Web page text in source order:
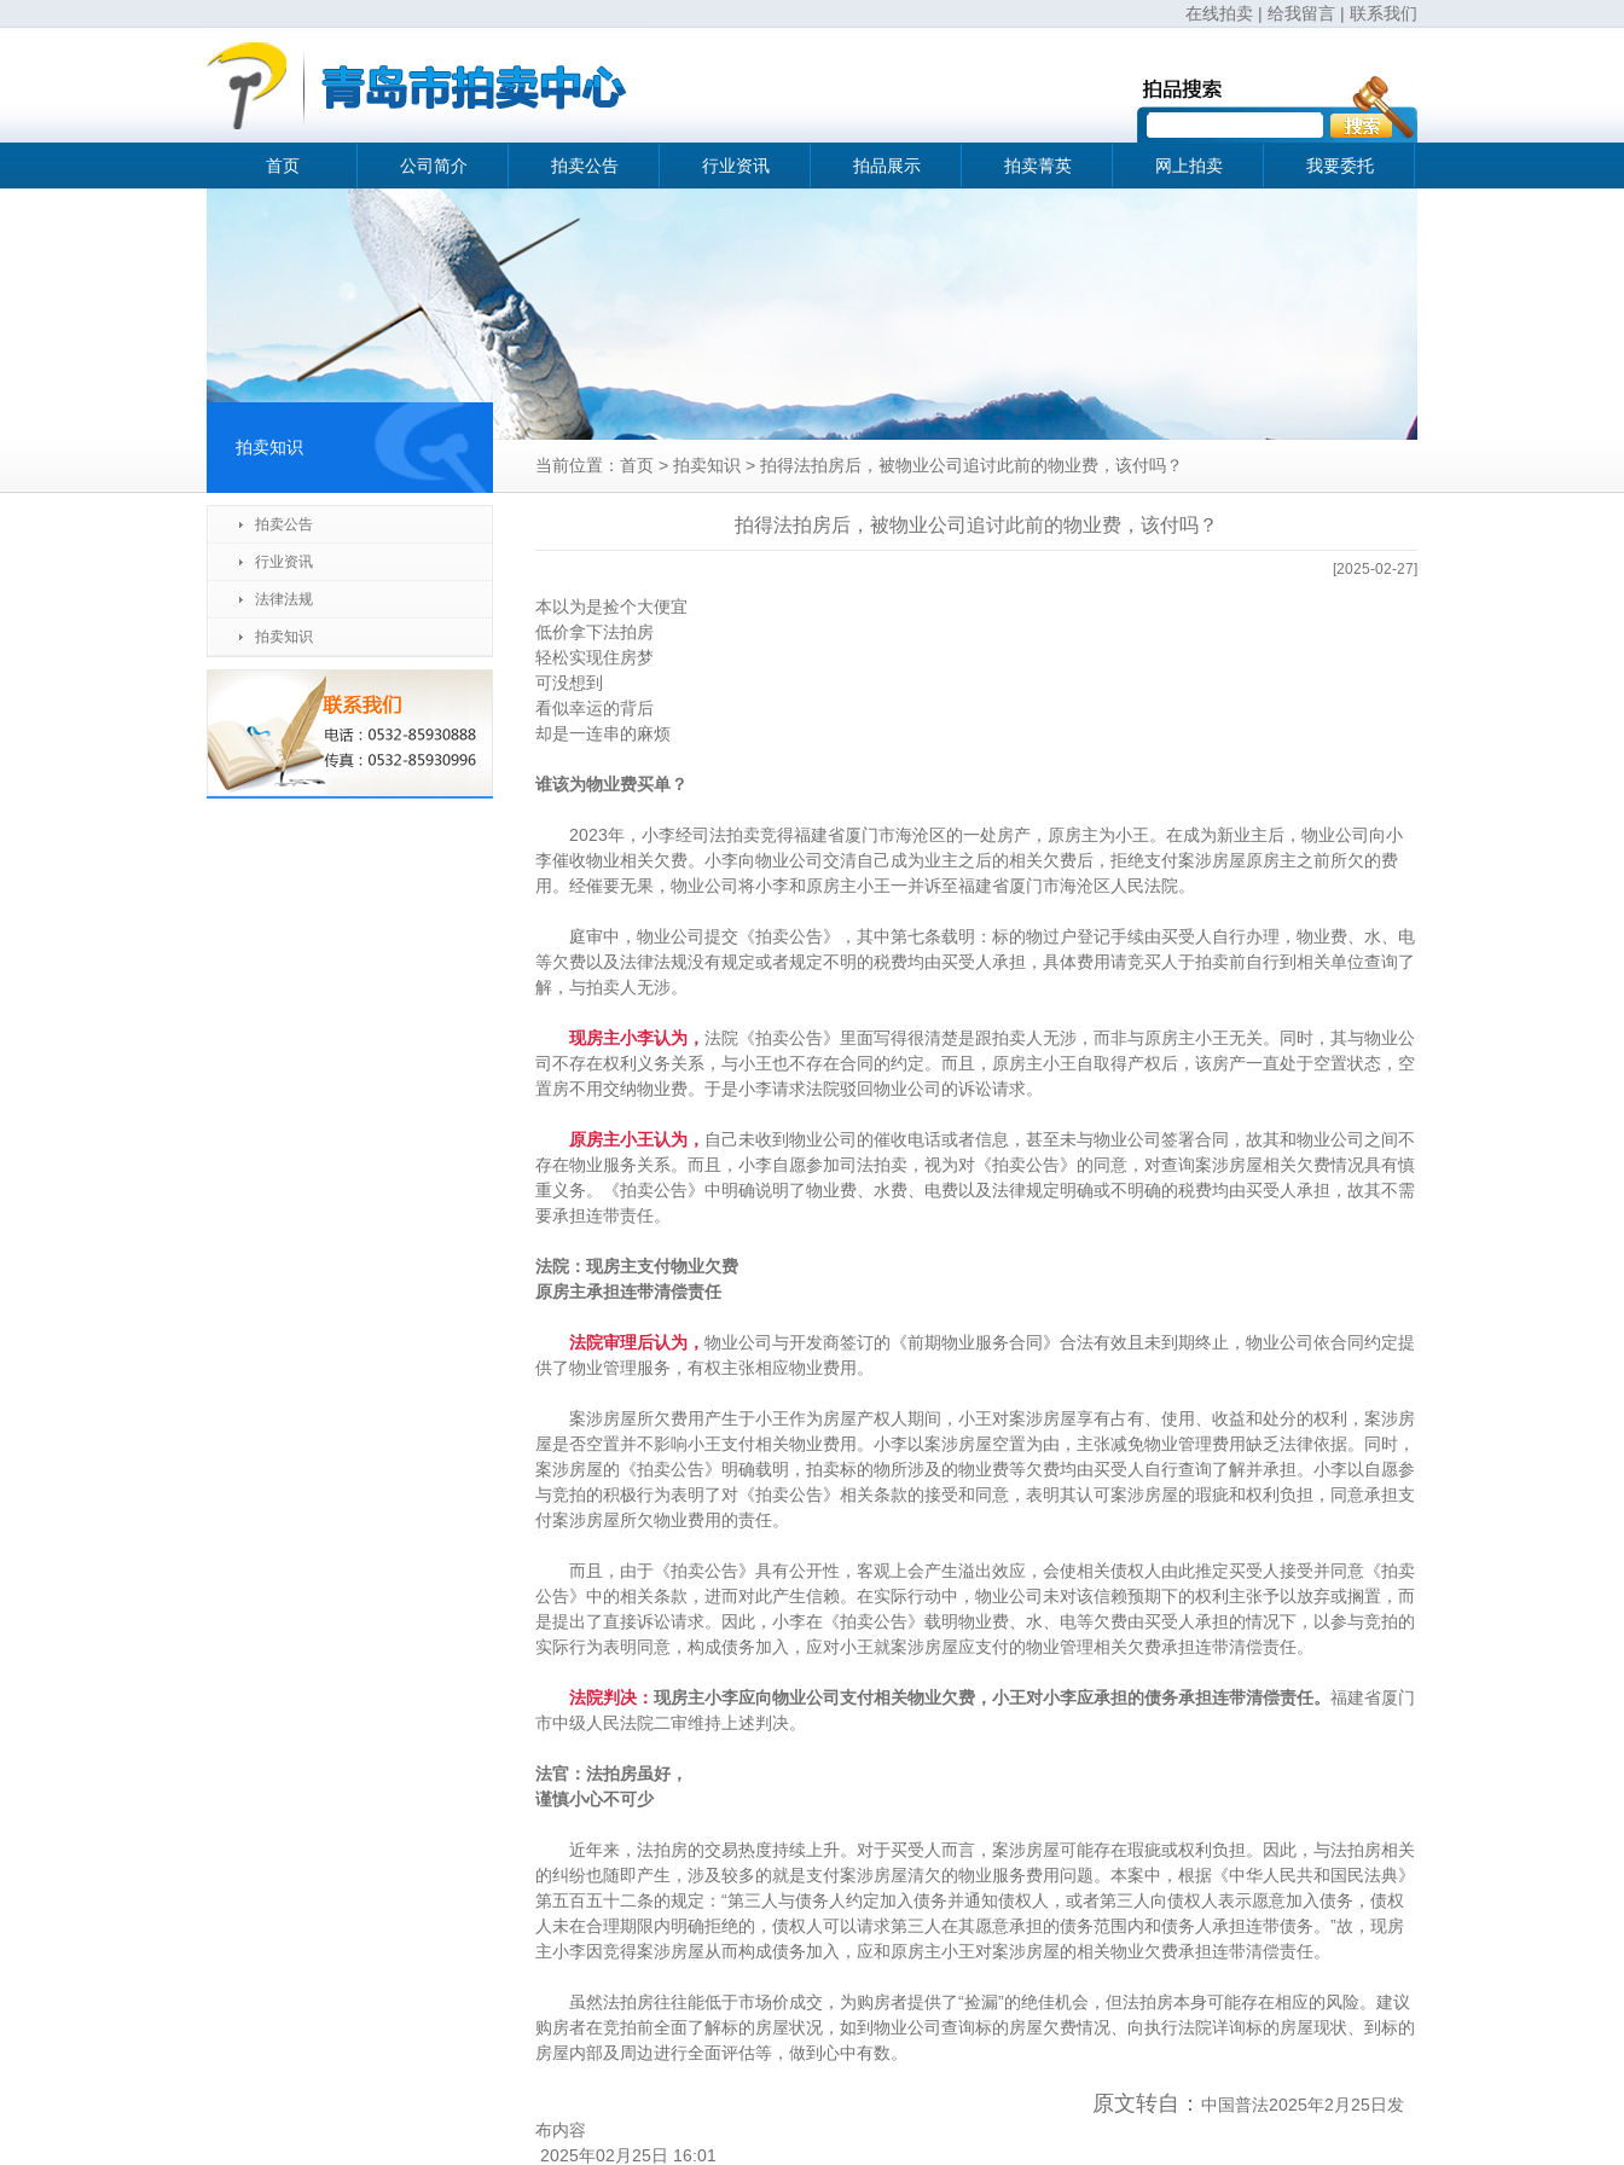
在线拍卖 | 给我留言 | 联系我们
首页 公司简介 拍卖公告 行业资讯 拍品展示 拍卖菁英 网上拍卖 我要委托
拍卖知识
拍卖公告
行业资讯
法律法规
拍卖知识
当前位置：首页 > 拍卖知识 > 拍得法拍房后，被物业公司追讨此前的物业费，该付吗？
拍得法拍房后，被物业公司追讨此前的物业费，该付吗？
[2025-02-27]
本以为是捡个大便宜
低价拿下法拍房
轻松实现住房梦
可没想到
看似幸运的背后
却是一连串的麻烦
谁该为物业费买单？
2023年，小李经司法拍卖竞得福建省厦门市海沧区的一处房产，原房主为小王。在成为新业主后，物业公司向小
李催收物业相关欠费。小李向物业公司交清自己成为业主之后的相关欠费后，拒绝支付案涉房屋原房主之前所欠的费
用。经催要无果，物业公司将小李和原房主小王一并诉至福建省厦门市海沧区人民法院。
庭审中，物业公司提交《拍卖公告》，其中第七条载明：标的物过户登记手续由买受人自行办理，物业费、水、电
等欠费以及法律法规没有规定或者规定不明的税费均由买受人承担，具体费用请竞买人于拍卖前自行到相关单位查询了
解，与拍卖人无涉。
现房主小李认为， 法院《拍卖公告》里面写得很清楚是跟拍卖人无涉，而非与原房主小王无关。同时，其与物业公
司不存在权利义务关系，与小王也不存在合同的约定。而且，原房主小王自取得产权后，该房产一直处于空置状态，空
置房不用交纳物业费。于是小李请求法院驳回物业公司的诉讼请求。
原房主小王认为， 自己未收到物业公司的催收电话或者信息，甚至未与物业公司签署合同，故其和物业公司之间不
存在物业服务关系。而且，小李自愿参加司法拍卖，视为对《拍卖公告》的同意，对查询案涉房屋相关欠费情况具有慎
重义务。《拍卖公告》中明确说明了物业费、水费、电费以及法律规定明确或不明确的税费均由买受人承担，故其不需
要承担连带责任。
法院：现房主支付物业欠费
原房主承担连带清偿责任
法院审理后认为， 物业公司与开发商签订的《前期物业服务合同》合法有效且未到期终止，物业公司依合同约定提
供了物业管理服务，有权主张相应物业费用。
案涉房屋所欠费用产生于小王作为房屋产权人期间，小王对案涉房屋享有占有、使用、收益和处分的权利，案涉房
屋是否空置并不影响小王支付相关物业费用。小李以案涉房屋空置为由，主张减免物业管理费用缺乏法律依据。同时，
案涉房屋的《拍卖公告》明确载明，拍卖标的物所涉及的物业费等欠费均由买受人自行查询了解并承担。小李以自愿参
与竞拍的积极行为表明了对《拍卖公告》相关条款的接受和同意，表明其认可案涉房屋的瑕疵和权利负担，同意承担支
付案涉房屋所欠物业费用的责任。
而且，由于《拍卖公告》具有公开性，客观上会产生溢出效应，会使相关债权人由此推定买受人接受并同意《拍卖
公告》中的相关条款，进而对此产生信赖。在实际行动中，物业公司未对该信赖预期下的权利主张予以放弃或搁置，而
是提出了直接诉讼请求。因此，小李在《拍卖公告》载明物业费、水、电等欠费由买受人承担的情况下，以参与竞拍的
实际行为表明同意，构成债务加入，应对小王就案涉房屋应支付的物业管理相关欠费承担连带清偿责任。
法院判决： 现房主小李应向物业公司支付相关物业欠费，小王对小李应承担的债务承担连带清偿责任。 福建省厦门
市中级人民法院二审维持上述判决。
法官：法拍房虽好，
谨慎小心不可少
近年来，法拍房的交易热度持续上升。对于买受人而言，案涉房屋可能存在瑕疵或权利负担。因此，与法拍房相关
的纠纷也随即产生，涉及较多的就是支付案涉房屋清欠的物业服务费用问题。本案中，根据《中华人民共和国民法典》
第五百五十二条的规定：“第三人与债务人约定加入债务并通知债权人，或者第三人向债权人表示愿意加入债务，债权
人未在合理期限内明确拒绝的，债权人可以请求第三人在其愿意承担的债务范围内和债务人承担连带债务。”故，现房
主小李因竞得案涉房屋从而构成债务加入，应和原房主小王对案涉房屋的相关物业欠费承担连带清偿责任。
虽然法拍房往往能低于市场价成交，为购房者提供了“捡漏”的绝佳机会，但法拍房本身可能存在相应的风险。建议
购房者在竞拍前全面了解标的房屋状况，如到物业公司查询标的房屋欠费情况、向执行法院详询标的房屋现状、到标的
房屋内部及周边进行全面评估等，做到心中有数。
原文转自： 中国普法2025年2月25日发
布内容
2025年02月25日 16:01